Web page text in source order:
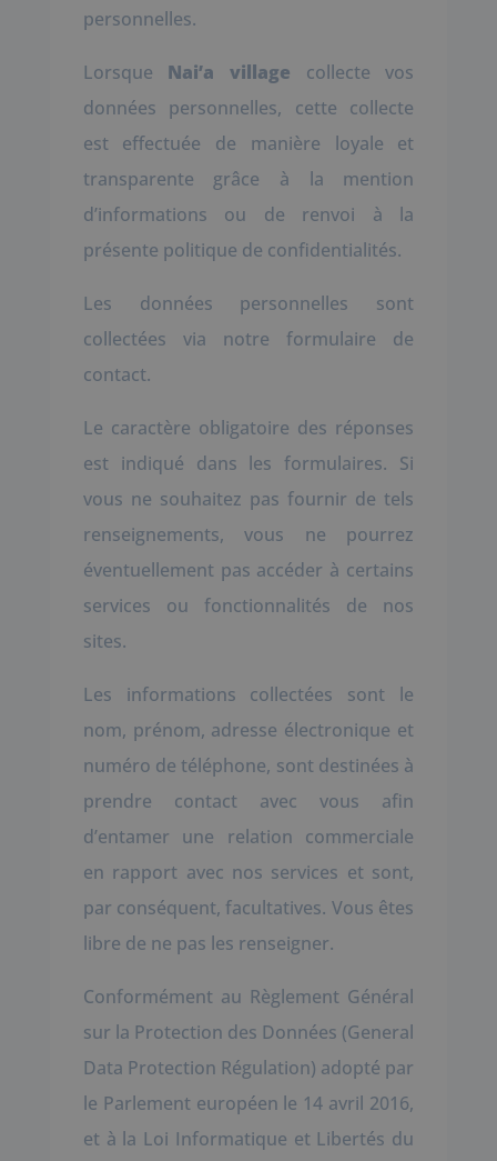
personnelles.
Lorsque Nai’a village
collecte vos
données personnelles, cette collecte
est effectuée de manière loyale et
transparente grâce à la mention
d’informations ou de renvoi à la
présente politique de confidentialités.
Les données personnelles sont
collectées via notre formulaire de
contact.
Le caractère obligatoire des réponses
est indiqué dans les formulaires. Si
vous ne souhaitez pas fournir de tels
renseignements, vous ne pourrez
éventuellement pas accéder à certains
services ou fonctionnalités de nos
sites.
Les informations collectées sont le
nom, prénom, adresse électronique et
numéro de téléphone, sont destinées à
prendre contact avec vous afin
d’entamer une relation commerciale
en rapport avec nos services et sont,
par conséquent, facultatives. Vous êtes
libre de ne pas les renseigner.
Conformément au Règlement Général
sur la Protection des Données (General
Data Protection Régulation) adopté par
le Parlement européen le 14 avril 2016,
et à la Loi Informatique et Libertés du